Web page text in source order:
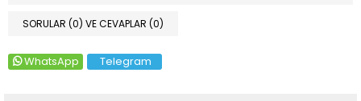
SORULAR (0) VE CEVAPLAR (0)
WhatsApp Telegram